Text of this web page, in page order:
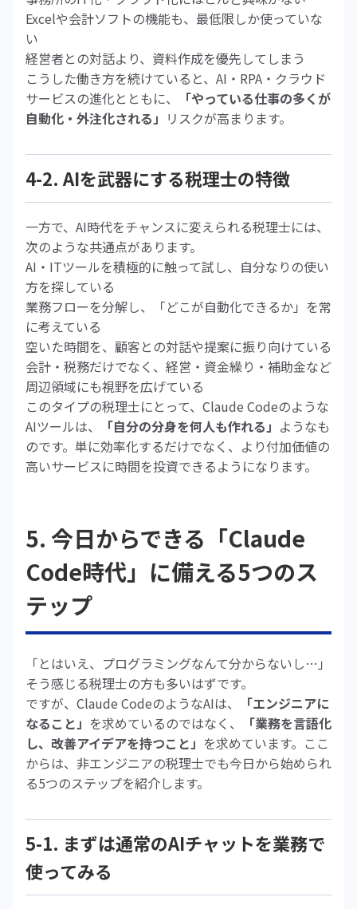
Excelや会計ソフトの機能も、最低限しか使っていな
い
経営者との対話より、資料作成を優先してしまう
こうした働き方を続けていると、AI・RPA・クラウド
サービスの進化とともに、
「やっている仕事の多くが
自動化・外注化される」 リスクが高まります。
4-2. AIを武器にする税理士の特徴
一方で、AI時代をチャンスに変えられる税理士には、
次のような共通点があります。
AI・ITツールを積極的に触って試し、自分なりの使い
方を探している
業務フローを分解し、「どこが自動化できるか」を常
に考えている
空いた時間を、顧客との対話や提案に振り向けている
会計・税務だけでなく、経営・資金繰り・補助金など
周辺領域にも視野を広げている
このタイプの税理士にとって、Claude Codeのような
AIツールは、
「自分の分身を何人も作れる」 ようなも
のです。単に効率化するだけでなく、より付加価値の
高いサービスに時間を投資できるようになります。
5. 今日からできる「Claude
Code時代」に備える5つのス
テップ
「とはいえ、プログラミングなんて分からないし…」
そう感じる税理士の方も多いはずです。
ですが、Claude CodeのようなAIは、
「エンジニアに
なること」 を求めているのではなく、
「業務を言語化
し、改善アイデアを持つこと」 を求めています。ここ
からは、非エンジニアの税理士でも今日から始められ
る5つのステップを紹介します。
5-1. まずは通常のAIチャットを業務で
使ってみる